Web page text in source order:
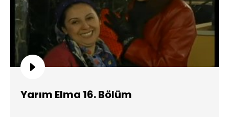
Yarım Elma 16. Bölüm